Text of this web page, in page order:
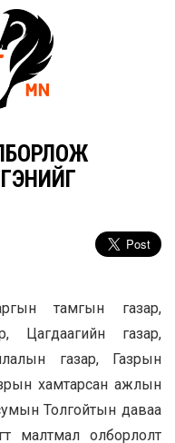
тамгын газар,
Цагдаагийн газар,
газар, Газрын
хамтарсан ажлын
Толгойтын даваа
малтмал олборлолт